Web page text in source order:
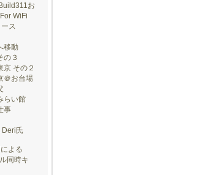
お
WiFi
ス
移動
の３
京 その２
＠お台場
らい館
事
Deri氏
よる
同時キ